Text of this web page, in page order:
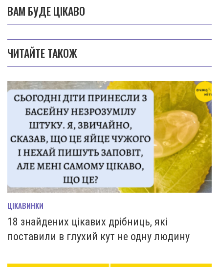
ВАМ БУДЕ ЦІКАВО
ЧИТАЙТЕ ТАКОЖ
ЦІКАВИНКИ
18 знайдених цікавих дрібниць, які
поставили в глухий кут не одну людину